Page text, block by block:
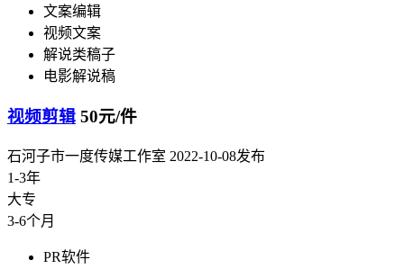
文案编辑
视频文案
解说类稿子
电影解说稿
视频剪辑 50元/件
石河子市一度传媒工作室 2022-10-08发布
1-3年
大专
3-6个月
PR软件